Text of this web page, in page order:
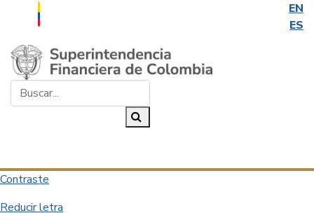
EN
ES
Saltar al contenido principal
Contraste
Reducir letra